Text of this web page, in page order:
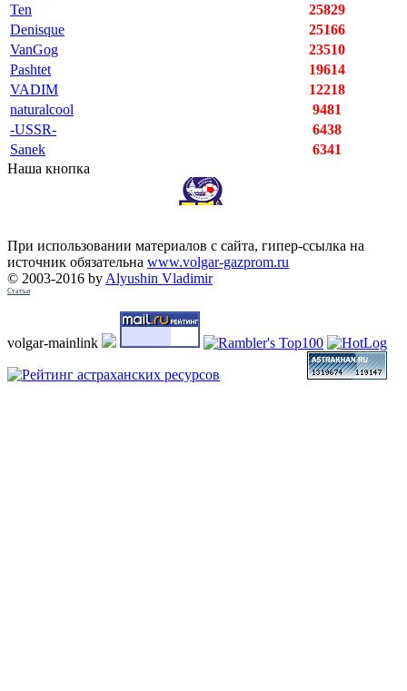
Ten
25829
Denisque
25166
VanGog
23510
Pashtet
19614
VADIM
12218
naturalcool
9481
-USSR-
6438
Sanek
6341
Наша кнопка
При использовании материалов с сайта, гипер-ссылка на
источник обязательна www.volgar-gazprom.ru
© 2003-2016 by Alyushin Vladimir
Статьи
volgar-mainlink